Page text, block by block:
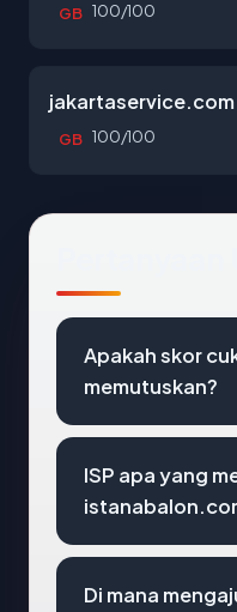
GB 100/100
jakartaservice.com
GB 100/100
Apakah skor
memutuskan?
ISP apa yang
Di mana